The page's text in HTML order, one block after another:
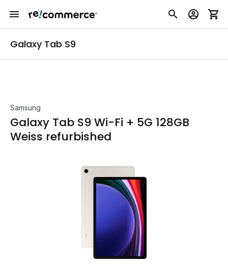
Galaxy Tab S9
Samsung
Galaxy Tab S9 Wi-Fi + 5G 128GB
Weiss refurbished